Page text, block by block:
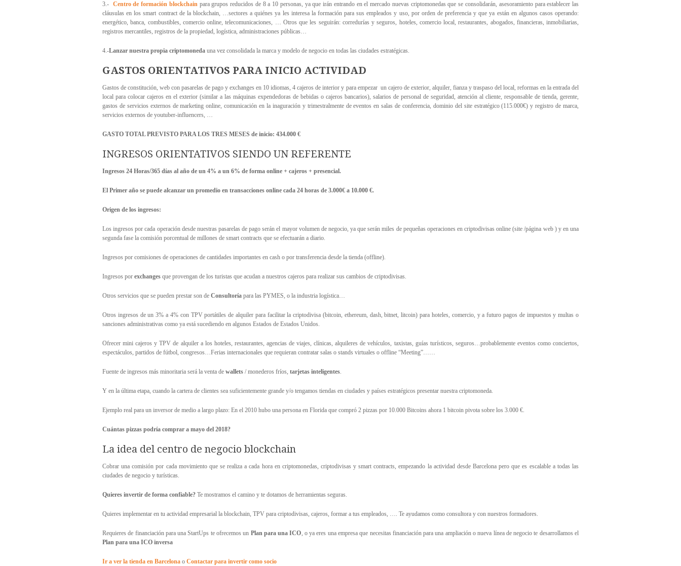
3.- Centro de formación blockchainpara grupos reducidos de 8 a 10 personas, ya que irán entrando en el mercado nuevas criptomonedas que se consolidarán, asesoramiento para establecer las
cláusulas en los smart contract de la blockchain, …sectores a quiénes ya les interesa la formación para sus empleados y uso, por orden de preferencia y que ya están en algunos casos operando:
energético, banca, combustibles, comercio online, telecomunicaciones, … Otros que les seguirán: corredurías y seguros, hoteles, comercio local, restaurantes, abogados, financieras, inmobiliarias,
registros mercantiles, registros de la propiedad, logística, administraciones públicas…
4.-Lanzar nuestra propia criptomoneda una vez consolidada la marca y modelo de negocio en todas las ciudades estratégicas.
GASTOS ORIENTATIVOS PARA INICIO ACTIVIDAD
Gastos de constitución, web con pasarelas de pago y exchanges en 10 idiomas, 4 cajeros de interior y para empezar un cajero de exterior, alquiler, fianza y traspaso del local, reformas en la entrada del
local para colocar cajeros en el exterior (similar a las máquinas expendedoras de bebidas o cajeros bancarios), salarios de personal de seguridad, atención al cliente, responsable de tienda, gerente,
gastos de servicios externos de marketing online, comunicación en la inaguración y trimestralmente de eventos en salas de conferencia, dominio del site estratégico (115.000€) y registro de marca,
servicios externos de youtuber-influencers, …
GASTO TOTAL PREVISTO PARA LOS TRES MESES de inicio: 434.000 €
INGRESOS ORIENTATIVOS SIENDO UN REFERENTE
Ingresos 24 Horas/365 días al año de un 4% a un 6% de forma online + cajeros + presencial.
El Primer año se puede alcanzar un promedio en transacciones online cada 24 horas de 3.000€ a 10.000 €.
Origen de los ingresos:
Los ingresos por cada operación desde nuestras pasarelas de pago serán el mayor volumen de negocio, ya que serán miles de pequeñas operaciones en criptodivisas online (site /página web ) y en una
segunda fase la comisión porcentual de millones de smart contracts que se efectuarán a diario.
Ingresos por comisiones de operaciones de cantidades importantes en cash o por transferencia desde la tienda (offline).
Ingresos por exchanges que provengan de los turistas que acudan a nuestros cajeros para realizar sus cambios de criptodivisas.
Otros servicios que se pueden prestar son de Consultoría para las PYMES, o la industria logística…
Otros ingresos de un 3% a 4% con TPV portátiles de alquiler para facilitar la criptodivisa (bitcoin, ethereum, dash, bitnet, litcoin) para hoteles, comercio, y a futuro pagos de impuestos y multas o
sanciones administrativas como ya está sucediendo en algunos Estados de Estados Unidos.
Ofrecer mini cajeros y TPV de alquiler a los hoteles, restaurantes, agencias de viajes, clínicas, alquileres de vehículos, taxistas, guías turísticos, seguros…probablemente eventos como conciertos,
espectáculos, partidos de fútbol, congresos…Ferias internacionales que requieran contratar salas o stands virtuales o offline “Meeting”……
Fuente de ingresos más minoritaria será la venta de wallets / monederos fríos, tarjetas inteligentes.
Y en la última etapa, cuando la cartera de clientes sea suficientemente grande y/o tengamos tiendas en ciudades y países estratégicos presentar nuestra criptomoneda.
Ejemplo real para un inversor de medio a largo plazo: En el 2010 hubo una persona en Florida que compró 2 pizzas por 10.000 Bitcoins ahora 1 bitcoin pivota sobre los 3.000 €.
Cuántas pizzas podría comprar a mayo del 2018?
La idea del centro de negocio blockchain
Cobrar una comisión por cada movimiento que se realiza a cada hora en criptomonedas, criptodivisas y smart contracts, empezando la actividad desde Barcelona pero que es escalable a todas las
ciudades de negocio y turísticas.
Quieres invertir de forma confiable? Te mostramos el camino y te dotamos de herramientas seguras.
Quieres implementar en tu actividad empresarial la blockchain, TPV para criptodivisas, cajeros, formar a tus empleados, …. Te ayudamos como consultora y con nuestros formadores.
Requieres de financiación para una StartUps te ofrecemos un Plan para una ICO, o ya eres una empresa que necesitas financiación para una ampliación o nueva línea de negocio te desarrollamos el
Plan para una ICO inversa
Ir a ver la tienda en Barcelona o Contactar para invertir como socio